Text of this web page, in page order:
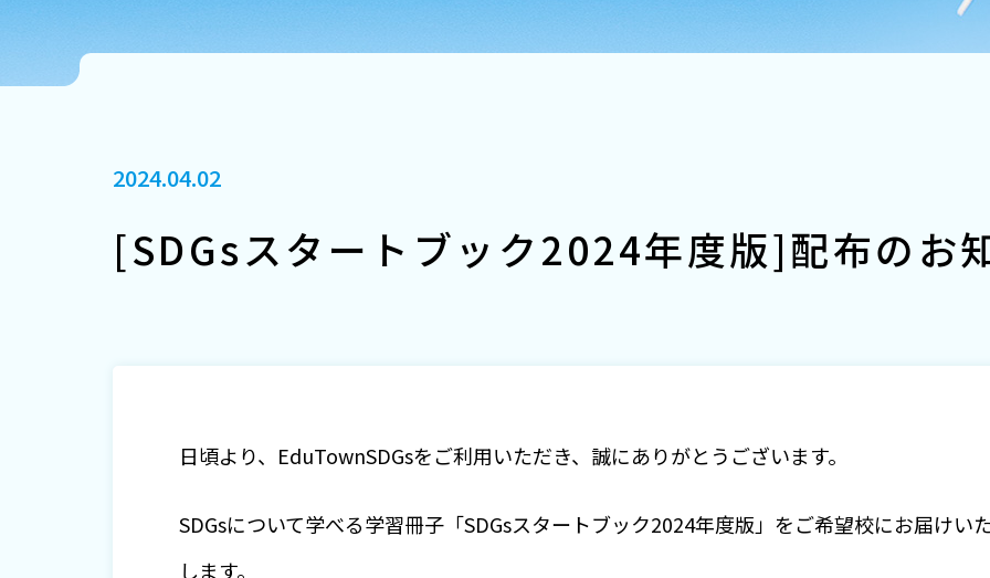
2024.04.02
[SDGsスタートブック2024年度版]配布のお
日頃より、EduTownSDGsをご利用いただき、誠にありがとうございます。
SDGsについて学べる学習冊子「SDGsスタートブック2024年度版」をご希望校にお届けい
します。